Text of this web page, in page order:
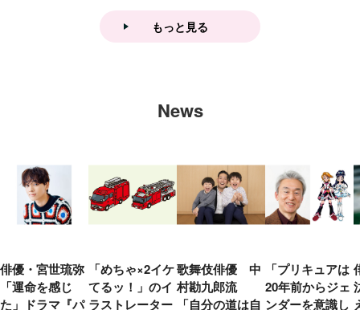
もっと見る
News
俳優・宮世琉弥
「運命を感じ
た」ドラマ『パ
「めちゃ×2イケ
てるッ！」のイ
ラストレーター
歌舞伎俳優 中
村勘九郎流
「自分の道は自
「プリキュアは
20年前からジェ
ンダーを意識し